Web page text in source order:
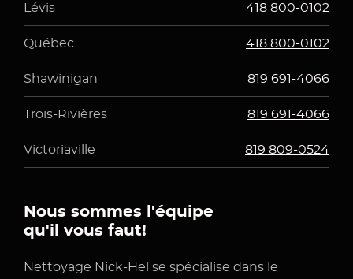
Lévis 418 800-0102
Québec 418 800-0102
Shawinigan 819 691-4066
Trois-Rivières 819 691-4066
Victoriaville 819 809-0524
Nous sommes l'équipe
qu'il vous faut!
Nettoyage Nick-Hel se spécialise dans le